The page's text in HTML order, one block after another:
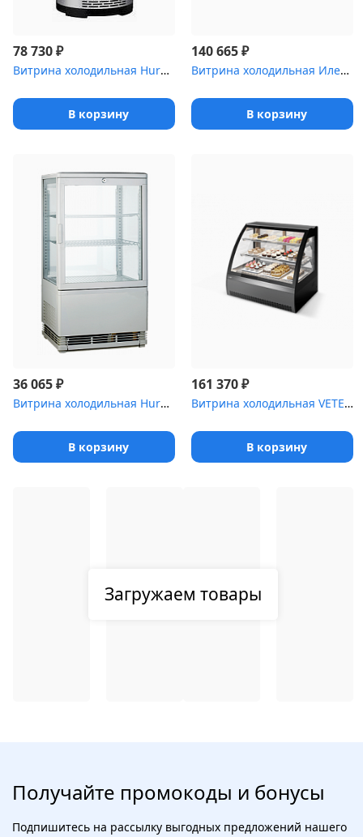
78 730₽
Витрина холодильная Hurakan [HKN-UPD100]
В корзину
140 665₽
Витрина холодильная Илеть ,4 [ВХС-2 (динамика)]
В корзину
36 065₽
Витрина холодильная Hurakan [HKN-UPD58]
В корзину
161 370₽
Витрина холодильная VETE 90 M
В корзину
Загружаем товары
Получайте промокоды и бонусы
Подпишитесь на рассылку выгодных предложений нашего